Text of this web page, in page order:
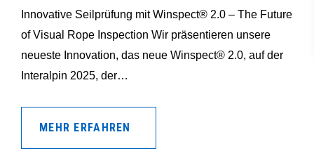
Innovative Seilprüfung mit Winspect® 2.0 – The Future
of Visual Rope Inspection Wir präsentieren unsere
neueste Innovation, das neue Winspect® 2.0, auf der
Interalpin 2025, der…
MEHR ERFAHREN